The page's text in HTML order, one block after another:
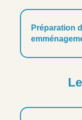
Préparation